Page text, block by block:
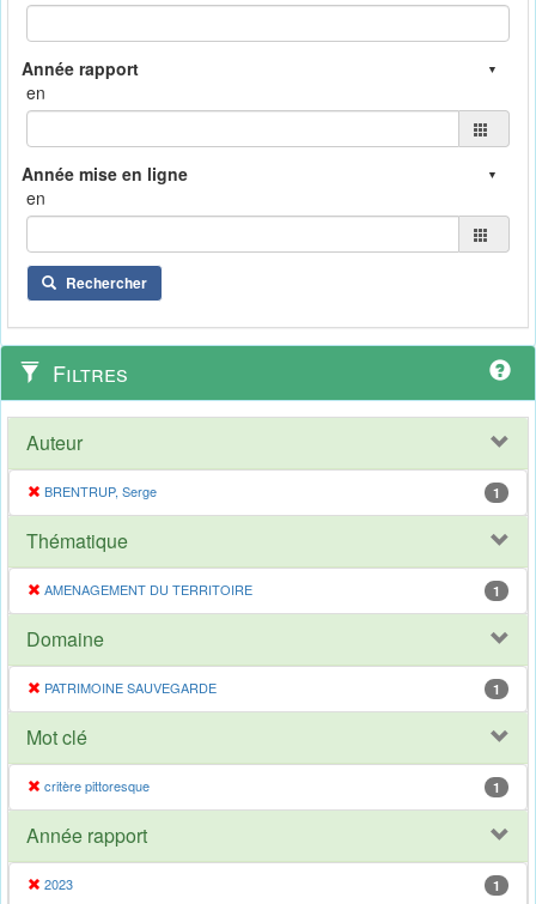
en
en
Rechercher
Filtres
Auteur
BRENTRUP, Serge 1
Thématique
AMENAGEMENT DU TERRITOIRE 1
Domaine
PATRIMOINE SAUVEGARDE 1
Mot clé
critère pittoresque 1
Année rapport
2023 1